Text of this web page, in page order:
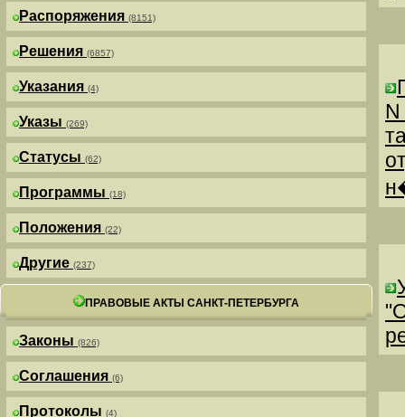
Распоряжения (8151)
Решения (6857)
Указания (4)
Указы (269)
Статусы (62)
Программы (18)
Положения (22)
Другие (237)
ПРАВОВЫЕ АКТЫ САНКТ-ПЕТЕРБУРГА
Законы (826)
Соглашения (6)
Протоколы (4)